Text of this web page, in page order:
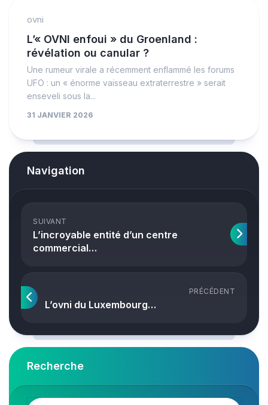
ovni
L’« OVNI enfoui » du Groenland :
révélation ou canular ?
Une rumeur virale a récemment enflammé les forums
UFO : un « énorme vaisseau extraterrestre » serait
enseveli sous la...
31 JANVIER 2026
Navigation
SUIVANT
L’incroyable entité d’un centre
commercial…
PRÉCÉDENT
L’ovni du Luxembourg…
Recherche